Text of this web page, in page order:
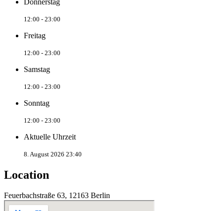
Donnerstag
12:00 - 23:00
Freitag
12:00 - 23:00
Samstag
12:00 - 23:00
Sonntag
12:00 - 23:00
Aktuelle Uhrzeit
8. August 2026 23:40
Location
Feuerbachstraße 63, 12163 Berlin